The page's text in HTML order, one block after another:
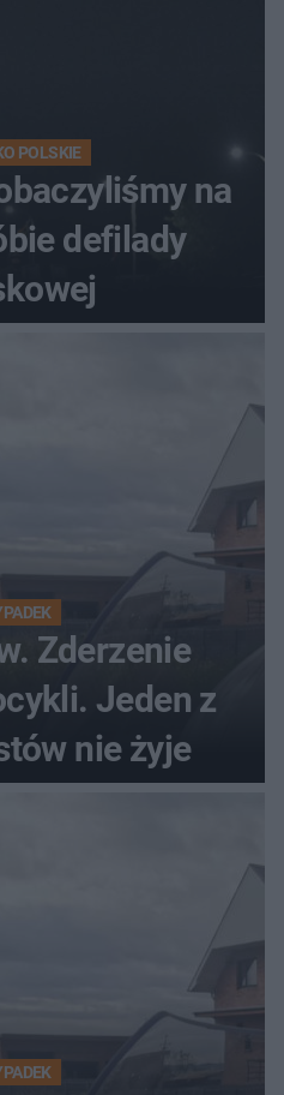
POLSKIE
na
defilady
Zderzenie
Jeden z
nie żyje